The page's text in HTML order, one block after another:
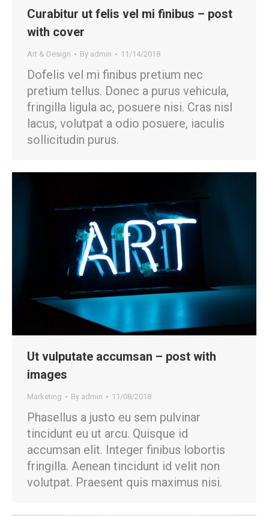
Curabitur ut felis vel mi finibus – post
with cover
Art & Design By admin 11/14/2018
Dofelis vel mi finibus pretium nec
pretium tellus. Donec a purus vehicula,
fringilla ligula ac, posuere nisi. Cras nisl
lacus, volutpat a odio posuere, iaculis
sollicitudin purus.
Ut vulputate accumsan – post with
images
Marketing By admin 11/08/2018
Phasellus a justo eu sem pulvinar
tincidunt eu ut arcu. Quisque id
accumsan elit. Integer finibus lobortis
fringilla. Aenean tincidunt id velit non
volutpat. Praesent quis maximus nisi.